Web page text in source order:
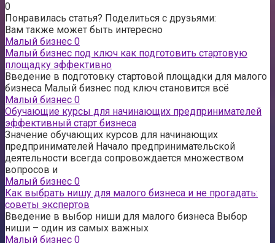
0
Понравилась статья? Поделиться с друзьями:
Вам также может быть интересно
Малый бизнес 0
Малый бизнес под ключ как подготовить стартовую
площадку эффективно
Введение в подготовку стартовой площадки для малого
бизнеса Малый бизнес под ключ становится всё
Малый бизнес 0
Обучающие курсы для начинающих предпринимателей
эффективный старт бизнеса
Значение обучающих курсов для начинающих
предпринимателей Начало предпринимательской
деятельности всегда сопровождается множеством
вопросов и
Малый бизнес 0
Как выбрать нишу для малого бизнеса и не прогадать:
советы экспертов
Введение в выбор ниши для малого бизнеса Выбор
ниши – один из самых важных
Малый бизнес 0